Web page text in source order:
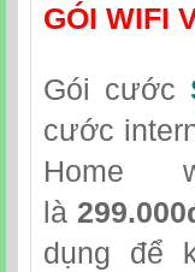
GÓI WIFI
Gói cước
cước
là
dụng để